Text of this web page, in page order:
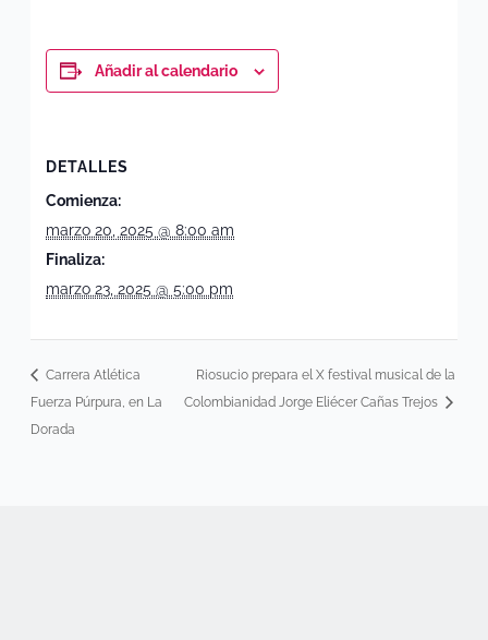
Añadir al calendario
DETALLES
Comienza:
marzo 20, 2025 @ 8:00 am
Finaliza:
marzo 23, 2025 @ 5:00 pm
Carrera Atlética
Fuerza Púrpura, en La
Dorada
Riosucio prepara el X festival musical de la
Colombianidad Jorge Eliécer Cañas Trejos